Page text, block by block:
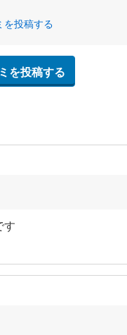
を投稿する
を投稿する
す